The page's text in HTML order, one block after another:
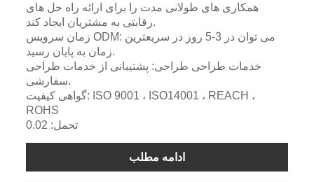
همکاری های طولانی مدت را برای ارائه راه حل های
رقابتی به مشتریان ایجاد کند.
زمان سرویس ODM: می توان در 3-5 روز در سریعترین
زمان به پایان رسید.
خدمات طراحی طراحی: پشتیبانی از خدمات طراحی
سفارشی.
گواهی کیفیت: ISO 9001 ، ISO14001 ، REACH ،
ROHS
تحمل: 0.02
ادامه مطلب